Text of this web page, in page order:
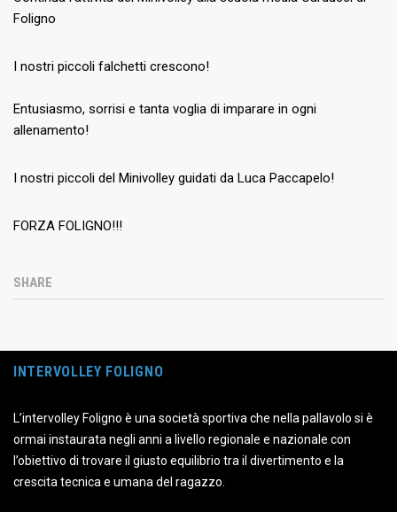
Foligno
I nostri piccoli falchetti crescono!
Entusiasmo, sorrisi e tanta voglia di imparare in ogni
allenamento!
I nostri piccoli del Minivolley guidati da Luca Paccapelo!
FORZA FOLIGNO!!!
SHARE
INTERVOLLEY FOLIGNO
L’intervolley Foligno è una società sportiva che nella pallavolo si è
ormai instaurata negli anni a livello regionale e nazionale con
l’obiettivo di trovare il giusto equilibrio tra il divertimento e la
crescita tecnica e umana del ragazzo.